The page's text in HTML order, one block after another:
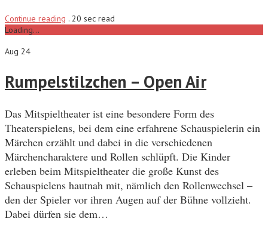
Continue reading . 20 sec read
Loading...
Aug 24
Rumpelstilzchen – Open Air
Das Mitspieltheater ist eine besondere Form des
Theaterspielens, bei dem eine erfahrene Schauspielerin ein
Märchen erzählt und dabei in die verschiedenen
Märchencharaktere und Rollen schlüpft. Die Kinder
erleben beim Mitspieltheater die große Kunst des
Schauspielens hautnah mit, nämlich den Rollenwechsel –
den der Spieler vor ihren Augen auf der Bühne vollzieht.
Dabei dürfen sie dem…